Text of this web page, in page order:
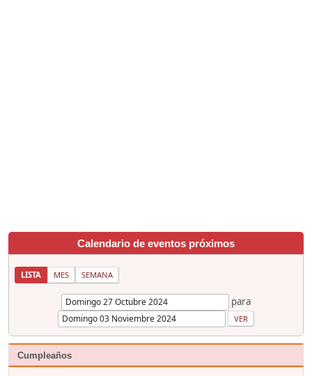
Calendario de eventos próximos
LISTA MES SEMANA
para
Cumpleaños